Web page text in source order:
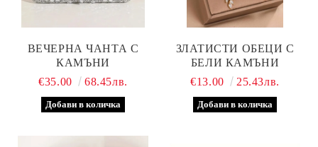
ВЕЧЕРНА ЧАНТА С
КАМЪНИ
€35.00
68.45лв.
ЗЛАТИСТИ ОБЕЦИ С
БЕЛИ КАМЪНИ
€13.00
25.43лв.